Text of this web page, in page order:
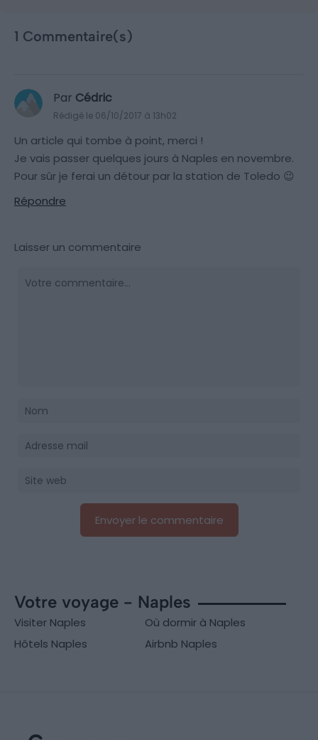
1 Commentaire(s)
Par Cédric
Rédigé le 06/10/2017 à 13h02
Un article qui tombe à point, merci !
Je vais passer quelques jours à Naples en novembre.
Pour sûr je ferai un détour par la station de Toledo 😉
Répondre
Laisser un commentaire
Votre voyage - Naples
Visiter Naples
Où dormir à Naples
Hôtels Naples
Airbnb Naples